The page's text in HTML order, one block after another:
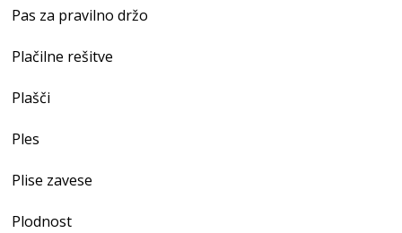
Pas za pravilno držo
Plačilne rešitve
Plašči
Ples
Plise zavese
Plodnost